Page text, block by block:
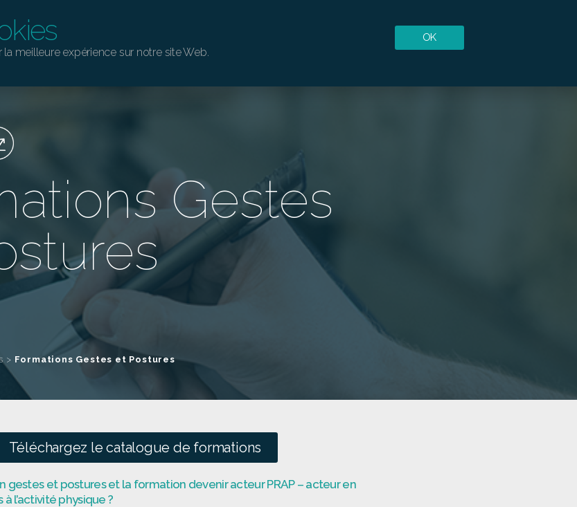
Gestes
> Formations Gestes et Postures
Téléchargez le catalogue de formations
gestes et postures et la formation devenir acteur PRAP – acteur en
l’activité physique ?
meilleure expérience sur notre site Web.
OK